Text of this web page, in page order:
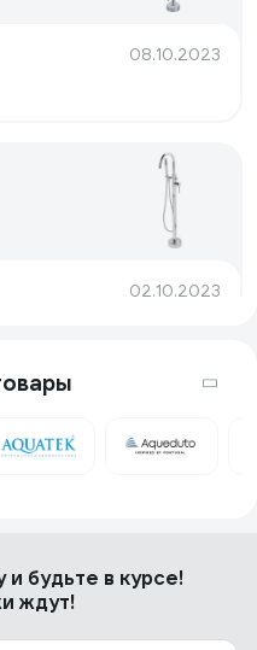
08.10.2023
02.10.2023
напольный
рекомендую.
и будьте в курсе!
ждут!